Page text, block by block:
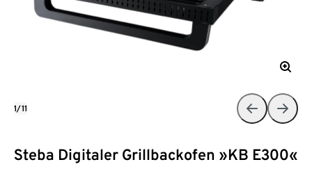
Steba Digitaler Grillbackofen »KB E300«
1/11